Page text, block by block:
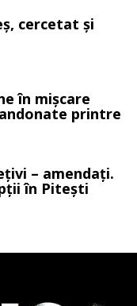
cercetat și
în mișcare
printre
– amendați.
în Pitești